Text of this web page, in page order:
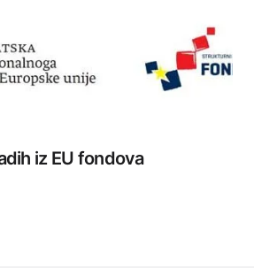
iz EU fondova